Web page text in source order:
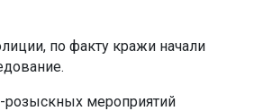
по факту кражи начали
розыскных мероприятий